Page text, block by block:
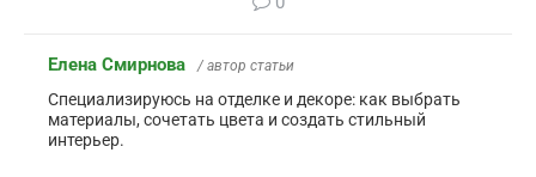
Елена Смирнова / автор статьи
Специализируюсь на отделке и декоре: как выбрать
материалы, сочетать цвета и создать стильный
интерьер.